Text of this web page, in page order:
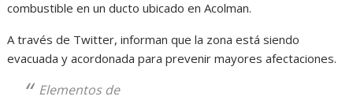
combustible en un ducto ubicado en Acolman.
A través de Twitter, informan que la zona está siendo
evacuada y acordonada para prevenir mayores afectaciones.
Elementos de